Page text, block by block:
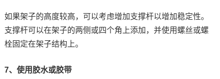
如果架子的高度较高，可以考虑增加支撑杆以增加稳定性。
支撑杆可以在架子的两侧或四个角上添加，并使用螺丝或螺
栓固定在架子结构上。
7、使用胶水或胶带